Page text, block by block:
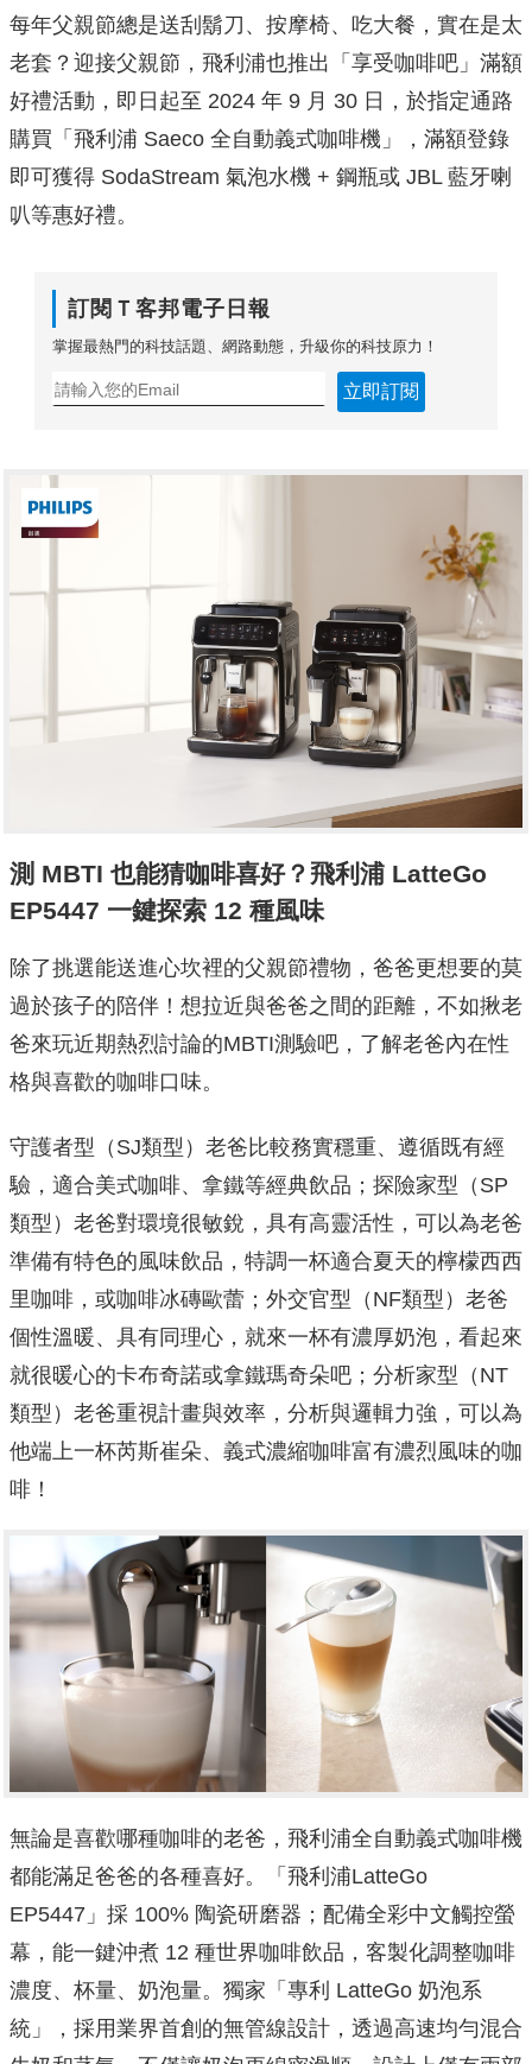
每年父親節總是送刮鬍刀、按摩椅、吃大餐，實在是太
老套？迎接父親節，飛利浦也推出「享受咖啡吧」滿額
好禮活動，即日起至 2024 年 9 月 30 日，於指定通路
購買「飛利浦 Saeco 全自動義式咖啡機」，滿額登錄
即可獲得 SodaStream 氣泡水機 + 鋼瓶或 JBL 藍牙喇
叭等惠好禮。
訂閱Ｔ客邦電子日報
掌握最熱門的科技話題、網路動態，升級你的科技原力！
立即訂閱
測 MBTI 也能猜咖啡喜好？飛利浦 LatteGo
EP5447 一鍵探索 12 種風味
除了挑選能送進心坎裡的父親節禮物，爸爸更想要的莫
過於孩子的陪伴！想拉近與爸爸之間的距離，不如揪老
爸來玩近期熱烈討論的MBTI測驗吧，了解老爸內在性
格與喜歡的咖啡口味。
守護者型（SJ類型）老爸比較務實穩重、遵循既有經
驗，適合美式咖啡、拿鐵等經典飲品；探險家型（SP
類型）老爸對環境很敏銳，具有高靈活性，可以為老爸
準備有特色的風味飲品，特調一杯適合夏天的檸檬西西
里咖啡，或咖啡冰磚歐蕾；外交官型（NF類型）老爸
個性溫暖、具有同理心，就來一杯有濃厚奶泡，看起來
就很暖心的卡布奇諾或拿鐵瑪奇朵吧；分析家型（NT
類型）老爸重視計畫與效率，分析與邏輯力強，可以為
他端上一杯芮斯崔朵、義式濃縮咖啡富有濃烈風味的咖
啡！
無論是喜歡哪種咖啡的老爸，飛利浦全自動義式咖啡機
都能滿足爸爸的各種喜好。「飛利浦LatteGo
EP5447」採 100% 陶瓷研磨器；配備全彩中文觸控螢
幕，能一鍵沖煮 12 種世界咖啡飲品，客製化調整咖啡
濃度、杯量、奶泡量。獨家「專利 LatteGo 奶泡系
統」，採用業界首創的無管線設計，透過高速均勻混合